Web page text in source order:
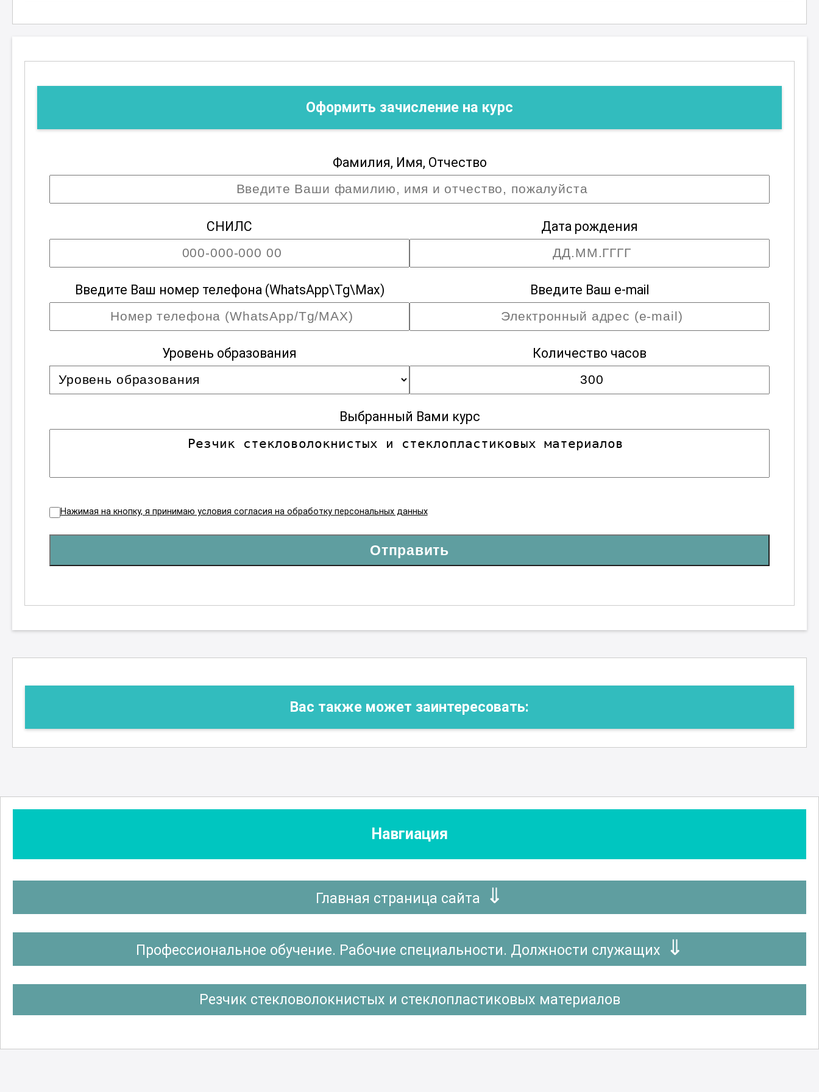
Оформить зачисление на курс
Фамилия, Имя, Отчество
СНИЛС Дата рождения
Введите Ваш номер телефона (WhatsApp\Tg\Max) Введите Ваш e-mail
Уровень образования Количество часов
Выбранный Вами курс
Нажимая на кнопку, я принимаю условия согласия на обработку персональных данных
Отправить
Вас также может заинтересовать:
Навгиация
Главная страница сайта
Профессиональное обучение. Рабочие специальности. Должности служащих
Резчик стекловолокнистых и стеклопластиковых материалов